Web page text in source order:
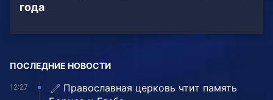
года
ПОСЛЕДНИЕ НОВОСТИ
12:27
Православная церковь чтит память